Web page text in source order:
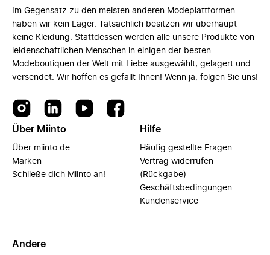
Im Gegensatz zu den meisten anderen Modeplattformen
haben wir kein Lager. Tatsächlich besitzen wir überhaupt
keine Kleidung. Stattdessen werden alle unsere Produkte von
leidenschaftlichen Menschen in einigen der besten
Modeboutiquen der Welt mit Liebe ausgewählt, gelagert und
versendet. Wir hoffen es gefällt Ihnen! Wenn ja, folgen Sie uns!
Über Miinto
Über miinto.de
Marken
Schließe dich Miinto an!
Hilfe
Häufig gestellte Fragen
Vertrag widerrufen
(Rückgabe)
Geschäftsbedingungen
Kundenservice
Andere